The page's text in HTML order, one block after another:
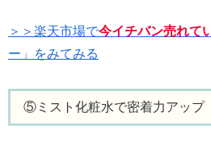
＞＞楽天市場で今イチバン売れて
ー」をみてみる
⑤ミスト化粧水で密着力アップ